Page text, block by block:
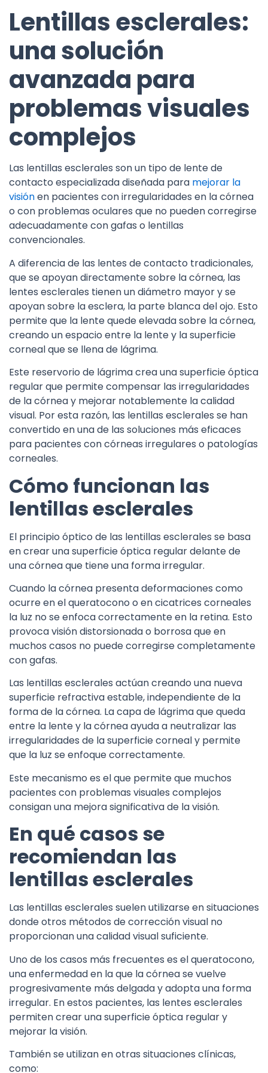
Lentillas esclerales:
una solución
avanzada para
problemas visuales
complejos
Las lentillas esclerales son un tipo de lente de
contacto especializada diseñada para mejorar la
visiónen pacientes con irregularidades en la córnea
o con problemas oculares que no pueden corregirse
adecuadamente con gafas o lentillas
convencionales.
A diferencia de las lentes de contacto tradicionales,
que se apoyan directamente sobre la córnea, las
lentes esclerales tienen un diámetro mayor y se
apoyan sobre la esclera, la parte blanca del ojo. Esto
permite que la lente quede elevada sobre la córnea,
creando un espacio entre la lente y la superficie
corneal que se llena de lágrima.
Este reservorio de lágrima crea una superficie óptica
regular que permite compensar las irregularidades
de la córnea y mejorar notablemente la calidad
visual. Por esta razón, las lentillas esclerales se han
convertido en una de las soluciones más eficaces
para pacientes con córneas irregulares o patologías
corneales.
Cómo funcionan las
lentillas esclerales
El principio óptico de las lentillas esclerales se basa
en crear una superficie óptica regular delante de
una córnea que tiene una forma irregular.
Cuando la córnea presenta deformaciones como
ocurre en el queratocono o en cicatrices corneales
la luz no se enfoca correctamente en la retina. Esto
provoca visión distorsionada o borrosa que en
muchos casos no puede corregirse completamente
con gafas.
Las lentillas esclerales actúan creando una nueva
superficie refractiva estable, independiente de la
forma de la córnea. La capa de lágrima que queda
entre la lente y la córnea ayuda a neutralizar las
irregularidades de la superficie corneal y permite
que la luz se enfoque correctamente.
Este mecanismo es el que permite que muchos
pacientes con problemas visuales complejos
consigan una mejora significativa de la visión.
En qué casos se
recomiendan las
lentillas esclerales
Las lentillas esclerales suelen utilizarse en situaciones
donde otros métodos de corrección visual no
proporcionan una calidad visual suficiente.
Uno de los casos más frecuentes es el queratocono,
una enfermedad en la que la córnea se vuelve
progresivamente más delgada y adopta una forma
irregular. En estos pacientes, las lentes esclerales
permiten crear una superficie óptica regular y
mejorar la visión.
También se utilizan en otras situaciones clínicas,
como: